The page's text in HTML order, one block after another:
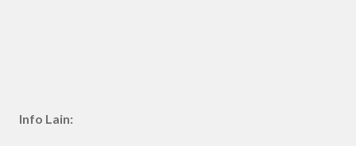
Info Lain: